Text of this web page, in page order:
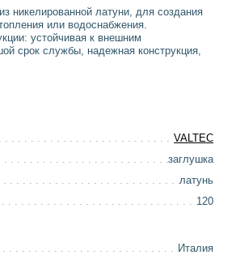
никелированной латуни, для создания
или водоснабжения.
устойчивая к внешним
срок службы, надежная конструкция,
VALTEC
заглушка
латунь
120
Италия